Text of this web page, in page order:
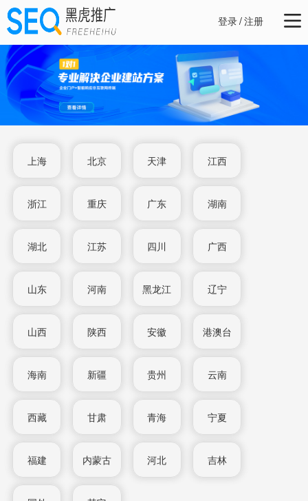
登录/注册
上海 北京 天津 江西
浙江 重庆 广东 湖南
湖北 江苏 四川 广西
山东 河南 黑龙江 辽宁
山西 陕西 安徽 港澳台
海南 新疆 贵州 云南
西藏 甘肃 青海 宁夏
福建 内蒙古 河北 吉林